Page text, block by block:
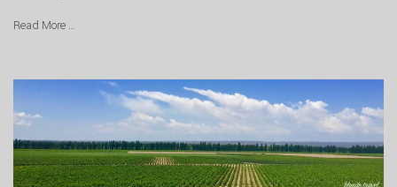
Read More …